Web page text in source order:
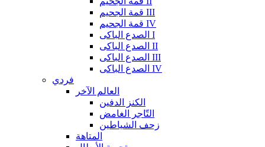
قمة الجحيم III
قمة الجحيم IV
الصدع الباكى I
الصدع الباكى II
الصدع الباكى III
الصدع الباكى IV
فردي
العالم الآخر
الكنز الدفين
التّاجر الغامض
زحف الشياطين
المتاهة